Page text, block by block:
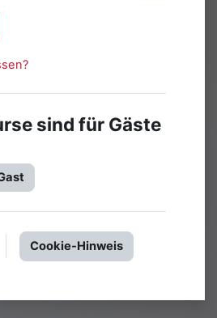
sind für Gäste
Cookie-Hinweis